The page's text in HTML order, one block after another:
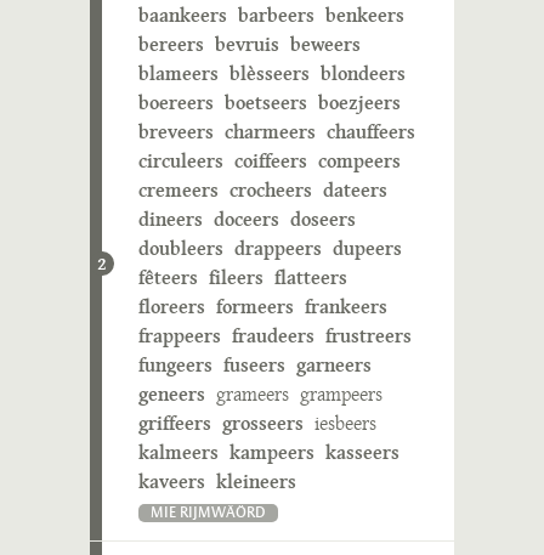
2
baankeers barbeers benkeers
bereers bevruis beweers
blameers blèsseers blondeers
boereers boetseers boezjeers
breveers charmeers chauffeers
circuleers coiffeers compeers
cremeers crocheers dateers
dineers doceers doseers
doubleers drappeers dupeers
fêteers fileers flatteers
floreers formeers frankeers
frappeers fraudeers frustreers
fungeers fuseers garneers
geneers grameers grampeers
griffeers grosseers iesbeers
kalmeers kampeers kasseers
kaveers kleineers
MIE RIJMWÄÖRD